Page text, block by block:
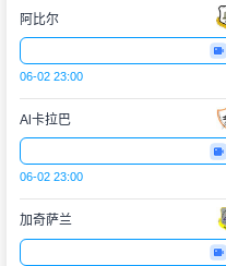
阿比尔
06-02 23:00
Al卡拉巴
06-02 23:00
加奇萨兰